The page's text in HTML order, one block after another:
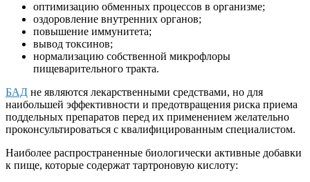
оптимизацию обменных процессов в организме;
оздоровление внутренних органов;
повышение иммунитета;
вывод токсинов;
нормализацию собственной микрофлоры
пищеварительного тракта.
БАД не являются лекарственными средствами, но для
наибольшей эффективности и предотвращения риска приема
поддельных препаратов перед их применением желательно
проконсультироваться с квалифицированным специалистом.
Наиболее распространенные биологически активные добавки
к пище, которые содержат тартроновую кислоту: